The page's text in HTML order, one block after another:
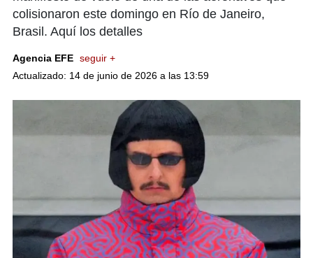
colisionaron este domingo en Río de Janeiro,
Brasil. Aquí los detalles
Agencia EFE seguir +
Actualizado: 14 de junio de 2026 a las 13:59